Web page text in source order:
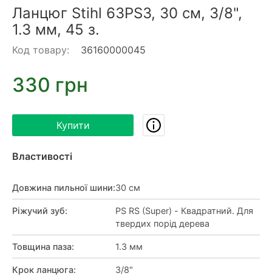
Ланцюг Stihl 63PS3, 30 см, 3/8",
1.3 мм, 45 з.
Код товару: 36160000045
330 грн
Купити
Властивості
Довжина пильної шини:30 см
Ріжучий зуб:
PS RS (Super) - Квадратний. Для
твердих порід дерева
Товщина паза: 1.3 мм
Крок ланцюга: 3/8"